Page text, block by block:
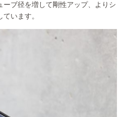
ーブ径を増して剛性アップ、よりシ
います。